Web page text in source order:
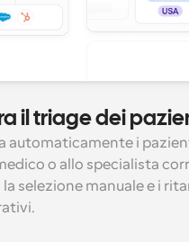
il triage dei
automaticamente i
o allo specialista
selezione manuale e i